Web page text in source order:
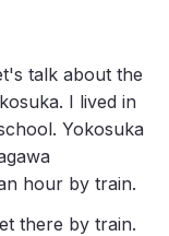
talk about the
I lived in
Yokosuka
hour by train.
there by train.